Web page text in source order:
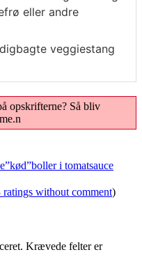
eller andre
veggiestang
opskrifterne? Så bliv
i tomatsauce
ratings without comment)
Krævede felter er